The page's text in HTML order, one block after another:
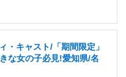
・キャスト/「期間限定」
な女の子必見!愛知県/名